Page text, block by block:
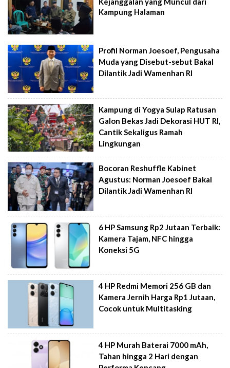
Kampung Halaman
Profil Norman Joesoef, Pengusaha
Muda yang Disebut-sebut Bakal
Dilantik Jadi Wamenhan RI
Kampung di Yogya Sulap Ratusan
Galon Bekas Jadi Dekorasi HUT RI,
Cantik Sekaligus Ramah
Lingkungan
Bocoran Reshuffle Kabinet
Agustus: Norman Joesoef Bakal
Dilantik Jadi Wamenhan RI
6 HP Samsung Rp2 Jutaan Terbaik:
Kamera Tajam, NFC hingga
Koneksi 5G
4 HP Redmi Memori 256 GB dan
Kamera Jernih Harga Rp1 Jutaan,
Cocok untuk Multitasking
4 HP Murah Baterai 7000 mAh,
Tahan hingga 2 Hari dengan